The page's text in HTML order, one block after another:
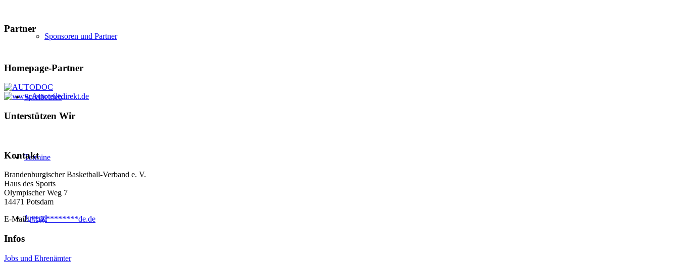
Sponsoren und Partner
Spielbetrieb
Termine
Jugend
Partner
Homepage-Partner
Unterstützen Wir
Kontakt
Brandenburgischer Basketball-Verband e. V.
Haus des Sports
Olympischer Weg 7
14471 Potsdam
E-Mail:**@********de.de
Infos
Jobs und Ehrenämter